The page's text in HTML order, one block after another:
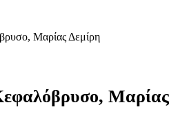
Μαρίας Δεμίρη